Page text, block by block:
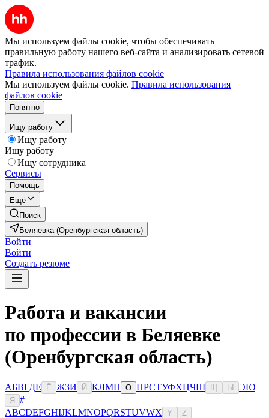
Мы используем файлы cookie, чтобы обеспечивать
правильную работу нашего веб-сайта и анализировать сетевой
трафик.
Правила использования файлов cookie
Мы используем файлы cookie. Правила использования
файлов cookie
Понятно
Ищу работу
Ищу работу
Ищу работу
Ищу сотрудника
Сервисы
Помощь
Ещё
Поиск
Беляевка (Оренбургская область)
Войти
Войти
Создать резюме
Работа и вакансии
по профессии в Беляевке
(Оренбургская область)
АБВГДЕ Ё ЖЗИ Й КЛМН О ПРСТУФХЦЧШ Ы ЭЮ
Я
#
ABCDEFGHIJKLMNOPQRSTUVWX Y Z